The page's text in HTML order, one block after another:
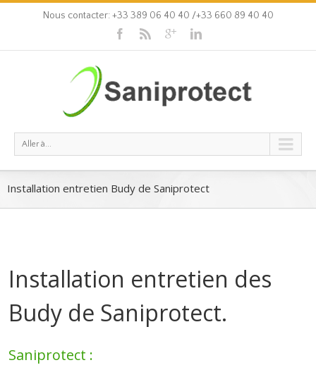
Nous contacter: +33 389 06 40 40 /+33 660 89 40 40
Aller à...
Installation entretien Budy de Saniprotect
Installation entretien des
Budy de Saniprotect.
Saniprotect :